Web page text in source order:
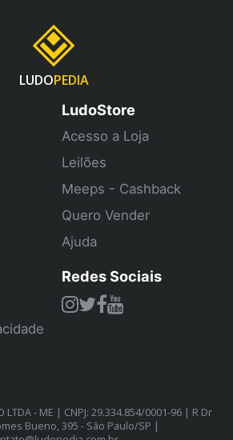
LUDOPEDIA
LudoStore
Acesso a Loja
Leilões
Meeps - Cashback
Quero Vender
Ajuda
Redes Sociais
LTDA - ME | CNPJ: 29.334.854/0001-96 | R Dr
Bueno, 395 - São Paulo/SP |